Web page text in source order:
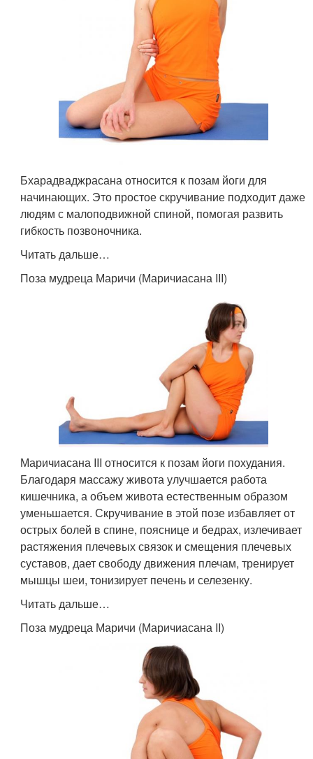
Бхарадваджрасана относится к позам йоги для
начинающих. Это простое скручивание подходит даже
людям с малоподвижной спиной, помогая развить
гибкость позвоночника.
Читать дальше…
Поза мудреца Маричи (Маричиасана III)
Маричиасана III относится к позам йоги похудания.
Благодаря массажу живота улучшается работа
кишечника, а объем живота естественным образом
уменьшается. Скручивание в этой позе избавляет от
острых болей в спине, пояснице и бедрах, излечивает
растяжения плечевых связок и смещения плечевых
суставов, дает свободу движения плечам, тренирует
мышцы шеи, тонизирует печень и селезенку.
Читать дальше…
Поза мудреца Маричи (Маричиасана II)